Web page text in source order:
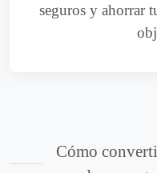
seguros y ahorrar
Cómo